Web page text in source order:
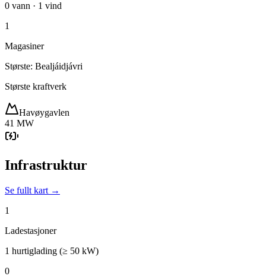
0 vann · 1 vind
1
Magasiner
Største: Bealjáidjávri
Største kraftverk
Havøygavlen
41 MW
Infrastruktur
Se fullt kart →
1
Ladestasjoner
1 hurtiglading (≥ 50 kW)
0